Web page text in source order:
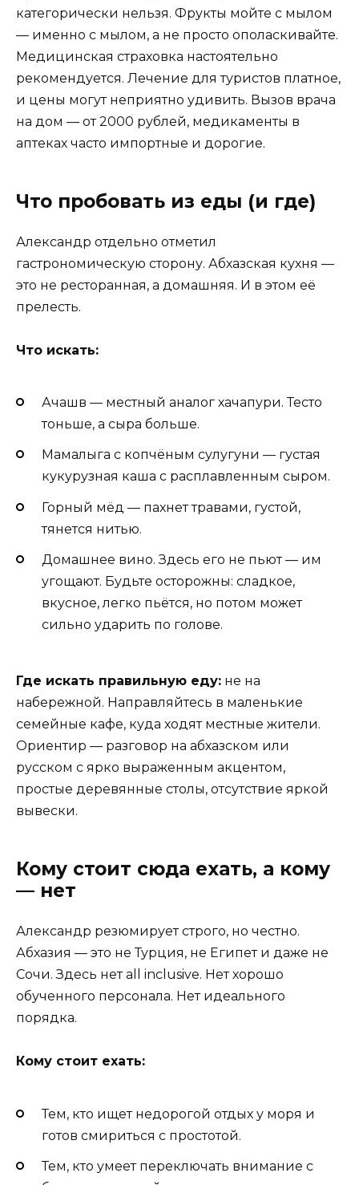
категорически нельзя. Фрукты мойте с мылом
— именно с мылом, а не просто ополаскивайте.
Медицинская страховка настоятельно
рекомендуется. Лечение для туристов платное,
и цены могут неприятно удивить. Вызов врача
на дом — от 2000 рублей, медикаменты в
аптеках часто импортные и дорогие.
Что пробовать из еды (и где)
Александр отдельно отметил
гастрономическую сторону. Абхазская кухня —
это не ресторанная, а домашняя. И в этом её
прелесть.
Что искать:
Ачашв — местный аналог хачапури. Тесто
тоньше, а сыра больше.
Мамалыга с копчёным сулугуни — густая
кукурузная каша с расплавленным сыром.
Горный мёд — пахнет травами, густой,
тянется нитью.
Домашнее вино. Здесь его не пьют — им
угощают. Будьте осторожны: сладкое,
вкусное, легко пьётся, но потом может
сильно ударить по голове.
Где искать правильную еду: не на
набережной. Направляйтесь в маленькие
семейные кафе, куда ходят местные жители.
Ориентир — разговор на абхазском или
русском с ярко выраженным акцентом,
простые деревянные столы, отсутствие яркой
вывески.
Кому стоит сюда ехать, а кому
— нет
Александр резюмирует строго, но честно.
Абхазия — это не Турция, не Египет и даже не
Сочи. Здесь нет all inclusive. Нет хорошо
обученного персонала. Нет идеального
порядка.
Кому стоит ехать:
Тем, кто ищет недорогой отдых у моря и
готов смириться с простотой.
Тем, кто умеет переключать внимание с